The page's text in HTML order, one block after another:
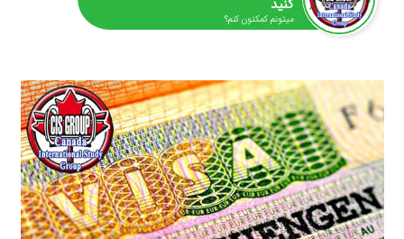
کنید
میتونم کمکتون کنم؟